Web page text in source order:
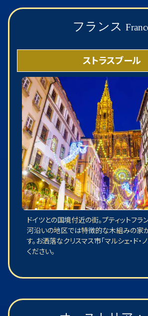
フランス
ストラスブール
ドイツとの国境付近の街。プティットフ
河沿いの地区では特徴的な木組みの家
す。お洒落なクリスマス市「マルシェ・ド・
ください。